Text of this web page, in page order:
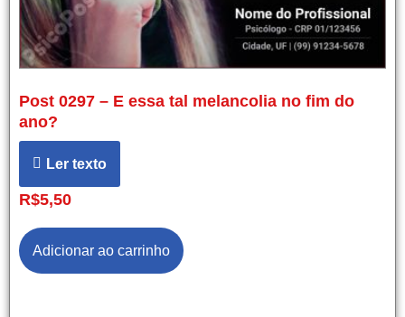
Post 0297 – E essa tal melancolia no fim do
ano?
Ler texto
R$5,50
Adicionar ao carrinho